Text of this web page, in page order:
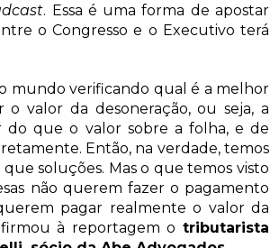
. Essa é uma forma de apostar
o Congresso e o Executivo terá
mundo verificando qual é a melhor
o valor da desoneração, ou seja, a
do que o valor sobre a folha, e de
Então, na verdade, temos
que soluções. Mas o que temos visto
não querem fazer o pagamento
pagar realmente o valor da
à reportagem o tributarista